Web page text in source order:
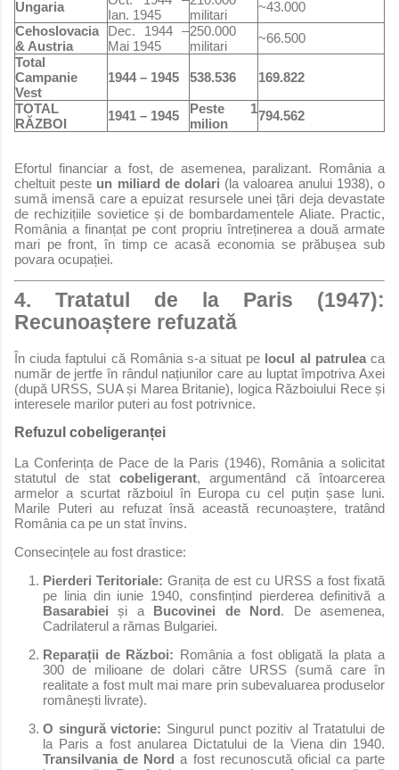
Ungaria
Ian. 1945
militari
~43.000
Cehoslovacia
& Austria
Dec. 1944 –
Mai 1945
250.000
militari
~66.500
Total
Campanie
Vest
1944 – 1945 538.536 169.822
TOTAL
RĂZBOI
1941 – 1945
Peste 1
milion
794.562
Efortul financiar a fost, de asemenea, paralizant. România a
cheltuit peste un miliard de dolari (la valoarea anului 1938), o
sumă imensă care a epuizat resursele unei țări deja devastate
de rechizițiile sovietice și de bombardamentele Aliate. Practic,
România a finanțat pe cont propriu întreținerea a două armate
mari pe front, în timp ce acasă economia se prăbușea sub
povara ocupației.
4. Tratatul de la Paris (1947):
Recunoaștere refuzată
În ciuda faptului că România s-a situat pe locul al patruleaca
număr de jertfe în rândul națiunilor care au luptat împotriva Axei
(după URSS, SUA și Marea Britanie), logica Războiului Rece și
interesele marilor puteri au fost potrivnice.
Refuzul cobeligeranței
La Conferința de Pace de la Paris (1946), România a solicitat
statutul de stat cobeligerant, argumentând că întoarcerea
armelor a scurtat războiul în Europa cu cel puțin șase luni.
Marile Puteri au refuzat însă această recunoaștere, tratând
România ca pe un stat învins.
Consecințele au fost drastice:
Pierderi Teritoriale: Granița de est cu URSS a fost fixată
pe linia din iunie 1940, consfințind pierderea definitivă a
Basarabiei și a Bucovinei de Nord. De asemenea,
Cadrilaterul a rămas Bulgariei.
Reparații de Război: România a fost obligată la plata a
300 de milioane de dolari către URSS (sumă care în
realitate a fost mult mai mare prin subevaluarea produselor
românești livrate).
O singură victorie: Singurul punct pozitiv al Tratatului de
la Paris a fost anularea Dictatului de la Viena din 1940.
Transilvania de Nord a fost recunoscută oficial ca parte